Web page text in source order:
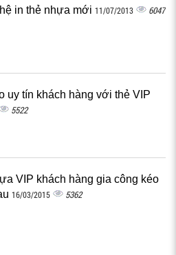
in thẻ nhựa mới 11/07/2013 6047
uy tín khách hàng với thẻ VIP
5522
VIP khách hàng gia công kéo
16/03/2015 5362